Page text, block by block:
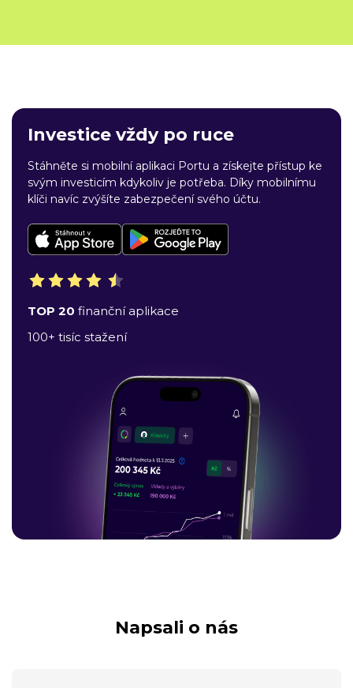
Investice vždy po ruce
Stáhněte si mobilní aplikaci Portu a získejte přístup ke
svým investicím kdykoliv je potřeba. Díky mobilnímu
klíči navíc zvýšíte zabezpečení svého účtu.
TOP 20 finanční aplikace
100+ tisíc stažení
Napsali o nás